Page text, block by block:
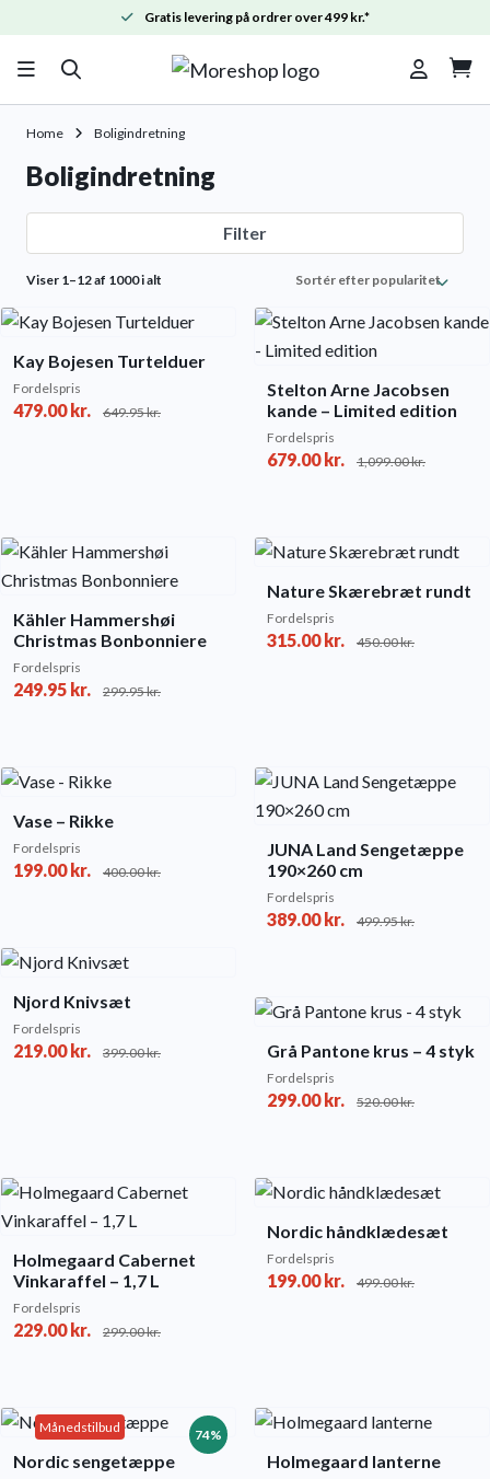
Gratis levering på ordrer over 499 kr.*

Home Boligindretning
Boligindretning
Filter
Viser 1–12 af 1000 i alt
popularity
Kay Bojesen Turtelduer
Fordelspris
479.00kr. 649.95kr.
Stelton Arne Jacobsen
kande – Limited edition
Fordelspris
679.00kr. 1,099.00kr.
Kähler Hammershøi
Christmas Bonbonniere
Fordelspris
249.95 kr. 299.95kr.
Nature Skærebræt rundt
Fordelspris
315.00kr. 450.00kr.
Vase – Rikke
Fordelspris
199.00kr. 400.00kr.
JUNA Land Sengetæppe
190×260 cm
Fordelspris
389.00kr. 499.95kr.
Njord Knivsæt
Fordelspris
219.00kr. 399.00kr. Grå Pantone krus – 4 styk
Fordelspris
299.00kr. 520.00kr.
Holmegaard Cabernet
Vinkaraffel – 1,7 L
Fordelspris
229.00kr. 299.00kr.
Nordic håndklædesæt
Fordelspris
199.00kr. 499.00kr.
74%
Månedstilbud
Nordic sengetæppe Holmegaard lanterne